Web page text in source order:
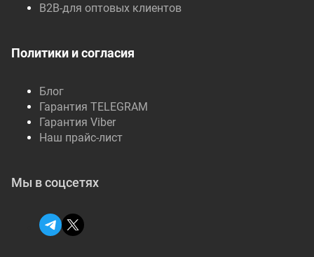
B2B-для оптовых клиентов
Политики и согласия
Блог
Гарантия TELEGRAM
Гарантия Viber
Наш прайс-лист
Мы в соцсетях